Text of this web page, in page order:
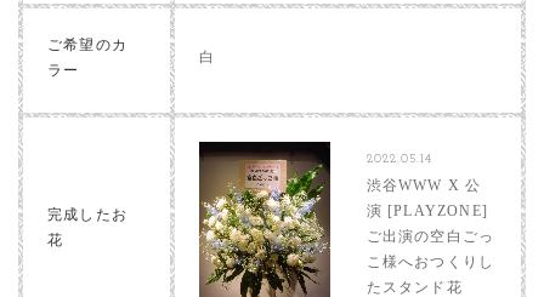
ご希望のカ
ラー
白
完成したお
花
2022.05.14
渋谷WWW X 公
演 [PLAYZONE]
ご出演の空白ごっ
こ様へおつくりし
たスタンド花